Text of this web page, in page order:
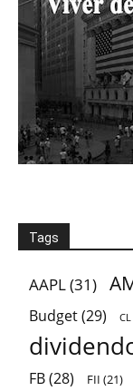
Tags
AAPL(31)
Budget(29) CL
FB(28) FII (21)